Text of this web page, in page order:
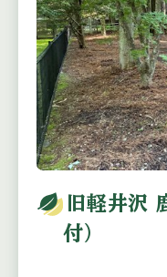
旧軽井沢
付）